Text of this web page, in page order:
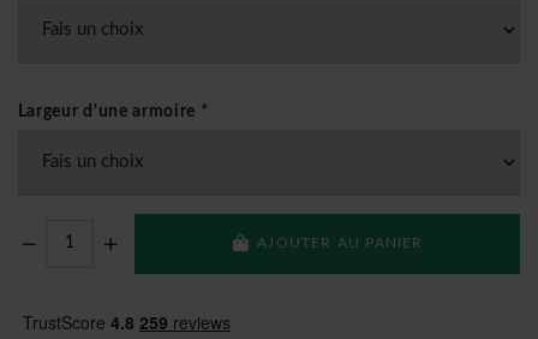
Largeur d'une armoire *
AJOUTER AU PANIER